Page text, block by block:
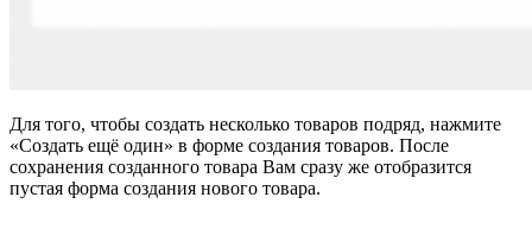
Для того, чтобы создать несколько товаров подряд, нажмите
«Создать ещё один» в форме создания товаров. После
сохранения созданного товара Вам сразу же отобразится
пустая форма создания нового товара.